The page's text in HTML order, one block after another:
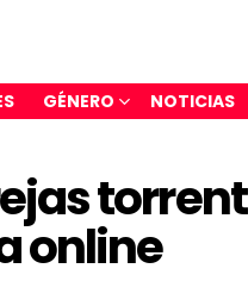
GÉNERO NOTICIAS
torrent
online